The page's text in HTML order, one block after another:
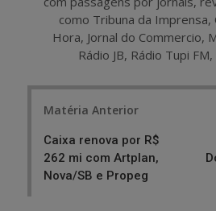
como Tribuna da Imprensa,
Hora, Jornal do Commercio,
Rádio JB, Rádio Tupi FM,
Matéria Anterior
Caixa renova por R$
262 mi com Artplan,
Nova/SB e Propeg